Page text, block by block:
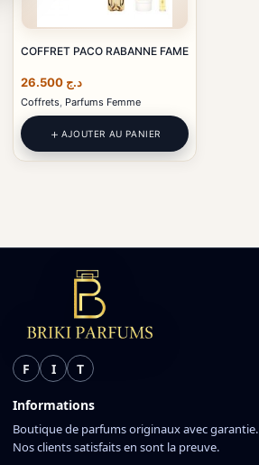
COFFRET PACO RABANNE FAME
د.ج
Coffrets, Parfums Femme
AJOUTER AU PANIER
F I T
Informations
Boutique de parfums originaux avec garantie.
Nos clients satisfaits en sont la preuve.